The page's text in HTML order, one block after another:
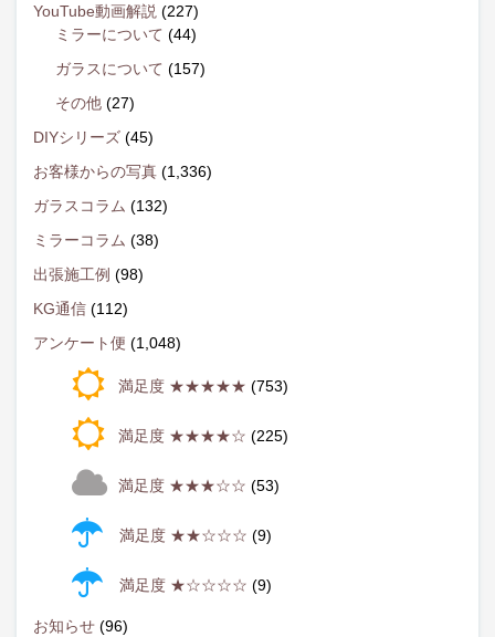
YouTube動画解説 (227)
ミラーについて (44)
ガラスについて (157)
その他 (27)
DIYシリーズ (45)
お客様からの写真 (1,336)
ガラスコラム (132)
ミラーコラム (38)
出張施工例 (98)
KG通信 (112)
アンケート便 (1,048)
満足度 ★★★★★ (753)
満足度 ★★★★☆ (225)
満足度 ★★★☆☆ (53)
満足度 ★★☆☆☆ (9)
満足度 ★☆☆☆☆ (9)
お知らせ (96)